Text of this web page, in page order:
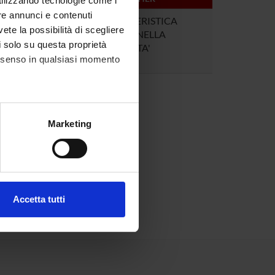
annunci e contenuti
la possibilità di scegliere
su questa proprietà
in qualsiasi momento
metro,Marketing
Accetta tutti
2
INFERMIERISTICA
CLINICA NELLA
CRONICITA'